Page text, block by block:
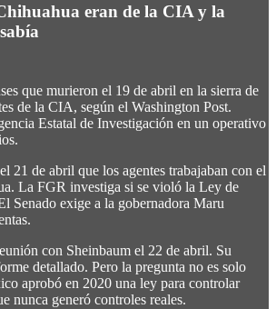
eran de la CIA y la
que murieron el 19 de abril en la sierra de
de la CIA, según el Washington Post.
Estatal de Investigación en un operativo
21 de abril que los agentes trabajaban con el
La FGR investiga si se violó la Ley de
Senado exige a la gobernadora Maru
con Sheinbaum el 22 de abril. Su
detallado. Pero la pregunta no es solo
aprobó en 2020 una ley para controlar
nunca generó controles reales.